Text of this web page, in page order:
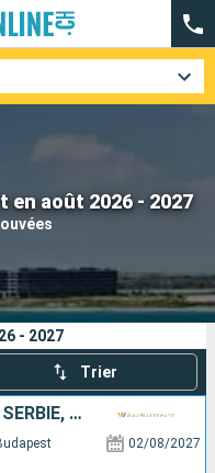
août 2026 - 2027
Compagnies
:
- 2027
Trier
HONGRIE, ROUMANIE, CROATIE, SERBIE, BULGARIE
02/08/2027